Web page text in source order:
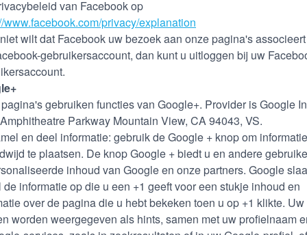
van Facebook op
www.facebook.com/privacy/explanation
wilt dat Facebook uw bezoek aan onze pagina's
gebruikersaccount, dan kunt u uitloggen bij uw
gebruiken functies van Google+. Provider is Google
Parkway Mountain View, CA 94043, VS.
en deel informatie: gebruik de Google + knop om informatie
te plaatsen. De knop Google + biedt u en andere
inhoud van Google en onze partners. Google
de informatie op die u een +1 geeft voor een stukje inhoud en
over de pagina die u hebt bekeken toen u op +1 klikte. Uw
worden weergegeven als hints, samen met uw profielnaam